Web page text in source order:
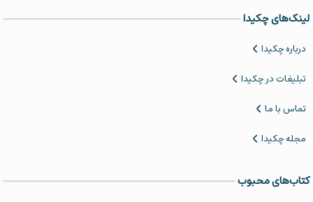
لینک‌های چکیدا
درباره چکیدا
تبلیغات در چکیدا
تماس با ما
مجله چکیدا
کتاب‌های محبوب